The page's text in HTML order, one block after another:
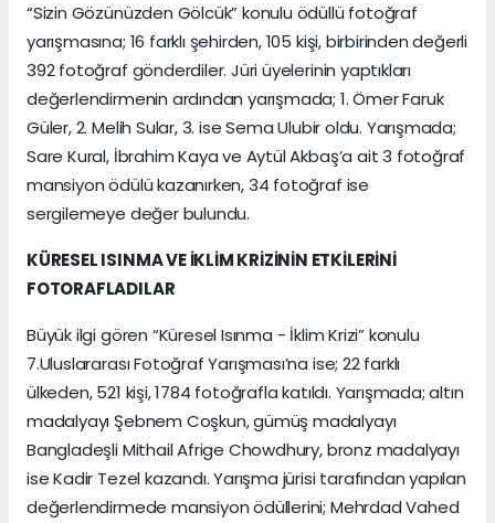
“Sizin Gözünüzden Gölcük” konulu ödüllü fotoğraf
yarışmasına; 16 farklı şehirden, 105 kişi, birbirinden değerli
392 fotoğraf gönderdiler. Jüri üyelerinin yaptıkları
değerlendirmenin ardından yarışmada; 1. Ömer Faruk
Güler, 2. Melih Sular, 3. ise Sema Ulubir oldu. Yarışmada;
Sare Kural, İbrahim Kaya ve Aytül Akbaş’a ait 3 fotoğraf
mansiyon ödülü kazanırken, 34 fotoğraf ise
sergilemeye değer bulundu.
KÜRESEL ISINMA VE İKLİM KRİZİNİN ETKİLERİNİ
FOTORAFLADILAR
Büyük ilgi gören “Küresel Isınma - İklim Krizi” konulu
7.Uluslararası Fotoğraf Yarışması’na ise; 22 farklı
ülkeden, 521 kişi, 1784 fotoğrafla katıldı. Yarışmada; altın
madalyayı Şebnem Coşkun, gümüş madalyayı
Bangladeşli Mithail Afrige Chowdhury, bronz madalyayı
ise Kadir Tezel kazandı. Yarışma jürisi tarafından yapılan
değerlendirmede mansiyon ödüllerini; Mehrdad Vahed